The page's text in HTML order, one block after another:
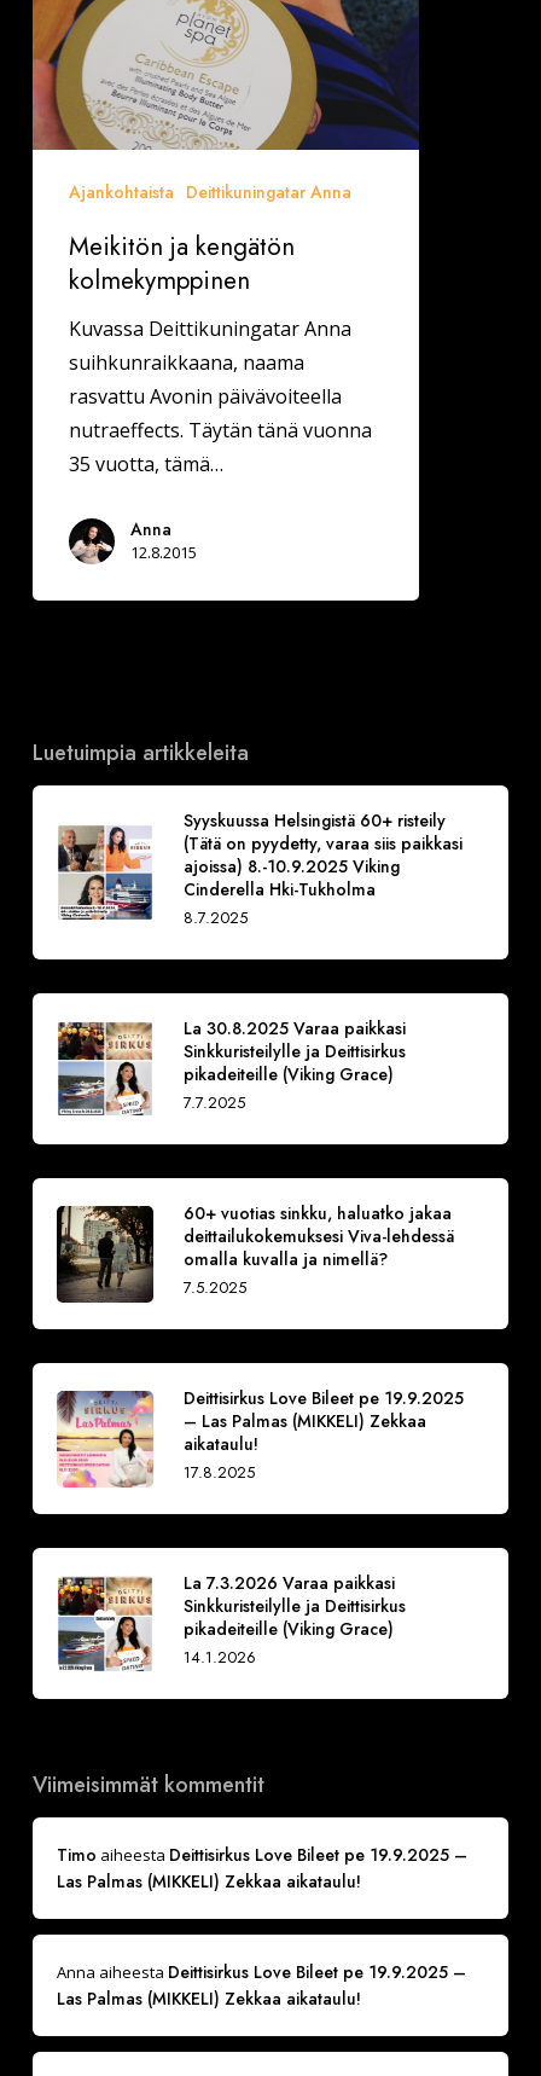
Ajankohtaista Deittikuningatar Anna
Meikitön ja kengätön
kolmekymppinen
Kuvassa Deittikuningatar Anna
suihkunraikkaana, naama
rasvattu Avonin päivävoiteella
nutraeffects. Täytän tänä vuonna
35 vuotta, tämä…
Anna
12.8.2015
Luetuimpia artikkeleita
Syyskuussa Helsingistä 60+ risteily
(Tätä on pyydetty, varaa siis paikkasi
ajoissa) 8.-10.9.2025 Viking
Cinderella Hki-Tukholma
8.7.2025
La 30.8.2025 Varaa paikkasi
Sinkkuristeilylle ja Deittisirkus
pikadeiteille (Viking Grace)
7.7.2025
60+ vuotias sinkku, haluatko jakaa
deittailukokemuksesi Viva-lehdessä
omalla kuvalla ja nimellä?
7.5.2025
Deittisirkus Love Bileet pe 19.9.2025
– Las Palmas (MIKKELI) Zekkaa
aikataulu!
17.8.2025
La 7.3.2026 Varaa paikkasi
Sinkkuristeilylle ja Deittisirkus
pikadeiteille (Viking Grace)
14.1.2026
Viimeisimmät kommentit
Timo aiheesta Deittisirkus Love Bileet pe 19.9.2025 –
Las Palmas (MIKKELI) Zekkaa aikataulu!
Anna aiheesta Deittisirkus Love Bileet pe 19.9.2025 –
Las Palmas (MIKKELI) Zekkaa aikataulu!